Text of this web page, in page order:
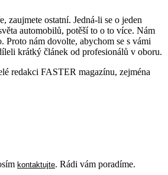
zaujmete ostatní. Jedná-li se o jeden
automobilů, potěší to o to více. Nám
Proto nám dovolte, abychom se s vámi
krátký článek od profesionálů v oboru.
redakci FASTER magazínu, zejména
kontaktujte. Rádi vám poradíme.